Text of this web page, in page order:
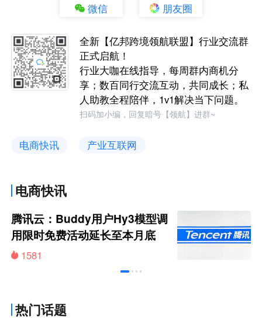
微信 朋友圈
全新【亿邦跨境领航联盟】行业交流群
正式启航！
行业大咖在线指导，每周群内商机分
享；数百同行交流互动，共同成长；私
人助教全程陪伴，1v1解决当下问题。
扫码加小编，回复暗号【领航】进群~
电商快讯 产业互联网
电商快讯
腾讯云：Buddy用户Hy3模型调
用限时免费活动延长至本月底
1581
热门话题